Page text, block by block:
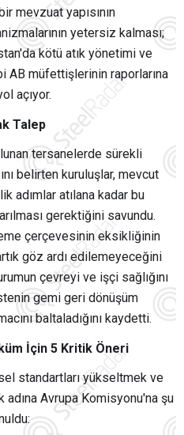
mevzuat yapısının
yetersiz kalması;
kötü atık yönetimi ve
AB müfettişlerinin raporlarına
açıyor.
Talep
tersanelerde sürekli
belirten kuruluşlar, mevcut
adımlar atılana kadar bu
gerektiğini savundu.
çerçevesinin eksikliğinin
göz ardı edilemeyeceğini
çevreyi ve işçi sağlığını
gemi geri dönüşüm
baltaladığını kaydetti.
İçin 5 Kritik Öneri
standartları yükseltmek ve
adına Avrupa Komisyonu'na şu